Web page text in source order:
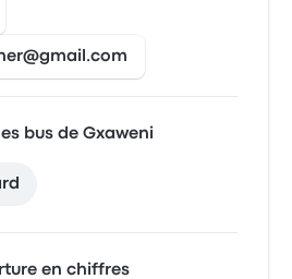
bus de Gxaweni
en chiffres